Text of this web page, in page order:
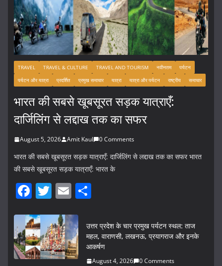
TRAVEL TRAVEL & CULTURE TRAVEL AND TOURISM नवीनतम
पर्यटन
पर्यटन और यात्रा
प्रदर्शित प्रमुख समाचार यात्रा यात्रा और पर्यटन राष्ट्रीय समाचार
भारत की सबसे खूबसूरत सड़क यात्राएँ:
दार्जिलिंग से लद्दाख तक का सफर
August 5, 2026 Amit Kaul 0 Comments
भारत की सबसे खूबसूरत सड़क यात्राएँ: दार्जिलिंग से लद्दाख तक का सफर भारत
की सबसे खूबसूरत सड़क यात्राएँ: भारत के
F
c
e
b
T
itt
er
E
ai
l
ar
e
उत्तर प्रदेश के चार प्रमुख पर्यटन स्थल: ताज
महल, वाराणसी, लखनऊ, प्रयागराज और इनके
आकर्षण
August 4, 2026 0 Comments